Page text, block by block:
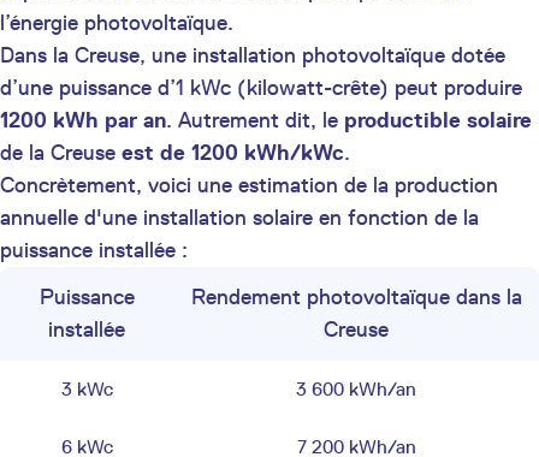
l’énergie photovoltaïque.
Dans la Creuse, une installation photovoltaïque dotée
d’une puissance d’1 kWc (kilowatt-crête) peut produire
1200 kWh par an. Autrement dit, le productible solaire
de la Creuse est de 1200 kWh/kWc.
Concrètement, voici une estimation de la production
annuelle d'une installation solaire en fonction de la
puissance installée :
Puissance
installée
Rendement photovoltaïque dans la
Creuse
3 kWc 3 600 kWh/an
6 kWc 7 200 kWh/an